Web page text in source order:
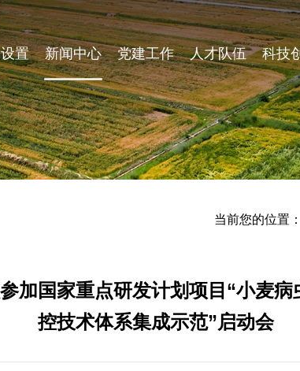
置 新闻中心 党建工作 人才队伍 科技
当前您的位置：
加国家重点研发计划项目“小麦
控技术体系集成示范”启动会